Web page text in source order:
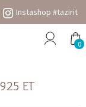
Instashop #tazirit
0
ET